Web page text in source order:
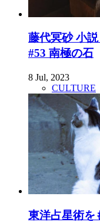
藤代冥砂 小
#53 南極の石
8 Jul, 2023
CULTURE
東洋占星術を